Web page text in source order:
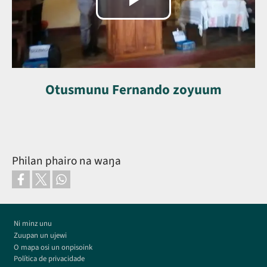
Reproduzir
vídeo
Otusmunu Fernando zoyuum
Philan phairo na waŋa
Footer
Ni minz unu
Zuupan un ujewi
O mapa osi un onpisoink
Política de privacidade